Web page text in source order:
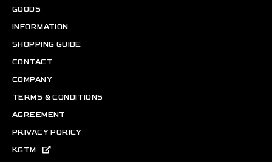
GOODS
INFORMATION
SHOPPING GUIDE
CONTACT
COMPANY
TERMS & CONDITIONS
AGREEMENT
PRIVACY PORICY
KGTM